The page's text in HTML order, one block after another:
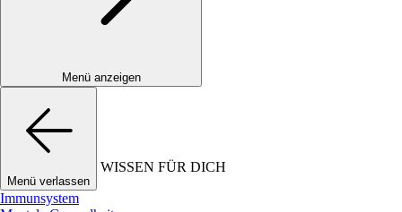
Menü anzeigen
Menü verlassen
WISSEN FÜR DICH
Immunsystem